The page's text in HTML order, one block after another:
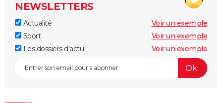
NEWSLETTERS
Actualité
Voir un exemple
Sport
Voir un exemple
Les dossiers d'actu
Voir un exemple